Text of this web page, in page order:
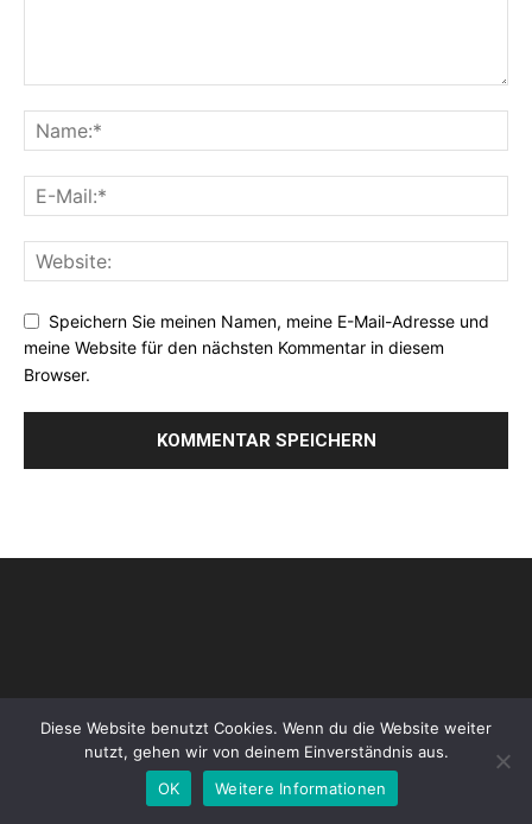
Speichern Sie meinen Namen, meine E-Mail-Adresse und
meine Website für den nächsten Kommentar in diesem
Browser.
Impressum Datenschutz Sitemap-EN Sitemap-DE
Copyright © 2022 by cjhp.org
Diese Website benutzt Cookies. Wenn du die Website weiter
nutzt, gehen wir von deinem Einverständnis aus.
OK
Weitere Informationen